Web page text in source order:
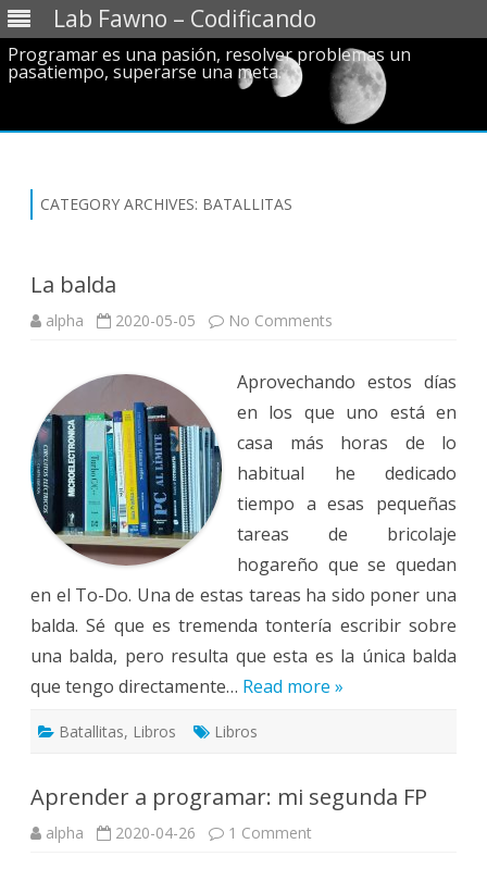
Lab Fawno – Codificando
Programar es una pasión, resolver problemas un
pasatiempo, superarse una meta.
CATEGORY ARCHIVES: BATALLITAS
La balda
alpha 2020-05-05 No Comments
Aprovechando estos días
en los que uno está en
casa más horas de lo
habitual he dedicado
tiempo a esas pequeñas
tareas de bricolaje
hogareño que se quedan
en el To-Do. Una de estas tareas ha sido poner una
balda. Sé que es tremenda tontería escribir sobre
una balda, pero resulta que esta es la única balda
que tengo directamente… Read more »
Batallitas, Libros Libros
Aprender a programar: mi segunda FP
alpha 2020-04-26 1 Comment